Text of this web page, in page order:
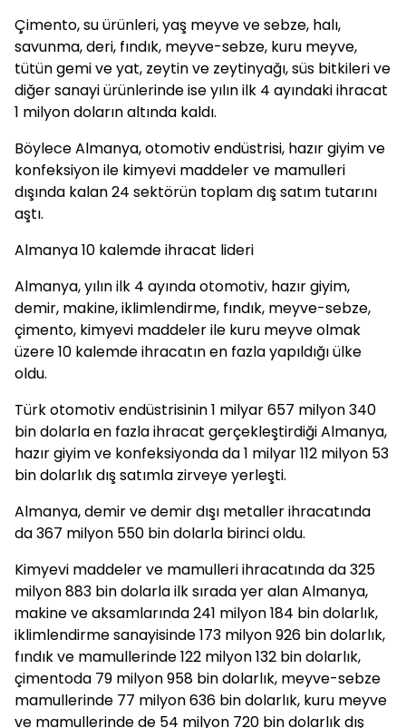
Çimento, su ürünleri, yaş meyve ve sebze, halı,
savunma, deri, fındık, meyve-sebze, kuru meyve,
tütün gemi ve yat, zeytin ve zeytinyağı, süs bitkileri ve
diğer sanayi ürünlerinde ise yılın ilk 4 ayındaki ihracat
1 milyon doların altında kaldı.
Böylece Almanya, otomotiv endüstrisi, hazır giyim ve
konfeksiyon ile kimyevi maddeler ve mamulleri
dışında kalan 24 sektörün toplam dış satım tutarını
aştı.
Almanya 10 kalemde ihracat lideri
Almanya, yılın ilk 4 ayında otomotiv, hazır giyim,
demir, makine, iklimlendirme, fındık, meyve-sebze,
çimento, kimyevi maddeler ile kuru meyve olmak
üzere 10 kalemde ihracatın en fazla yapıldığı ülke
oldu.
Türk otomotiv endüstrisinin 1 milyar 657 milyon 340
bin dolarla en fazla ihracat gerçekleştirdiği Almanya,
hazır giyim ve konfeksiyonda da 1 milyar 112 milyon 53
bin dolarlık dış satımla zirveye yerleşti.
Almanya, demir ve demir dışı metaller ihracatında
da 367 milyon 550 bin dolarla birinci oldu.
Kimyevi maddeler ve mamulleri ihracatında da 325
milyon 883 bin dolarla ilk sırada yer alan Almanya,
makine ve aksamlarında 241 milyon 184 bin dolarlık,
iklimlendirme sanayisinde 173 milyon 926 bin dolarlık,
fındık ve mamullerinde 122 milyon 132 bin dolarlık,
çimentoda 79 milyon 958 bin dolarlık, meyve-sebze
mamullerinde 77 milyon 636 bin dolarlık, kuru meyve
ve mamullerinde de 54 milyon 720 bin dolarlık dış